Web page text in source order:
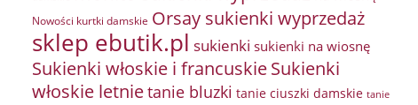
Nowości kurtki damskie Orsay sukienki wyprzedaż
sklep ebutik.pl sukienki sukienki na wiosnę
Sukienki włoskie i francuskieSukienki
włoskie letnietanie bluzki tanie ciuszki damskie tanie